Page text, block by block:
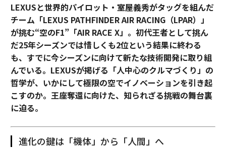
LEXUSと世界的パイロット・室屋義秀がタッグを組んだ
チーム「LEXUS PATHFINDER AIR RACING（LPAR）」
が挑む“空のF1”「AIR RACE X」。初代王者として挑ん
だ25年シーズンでは惜しくも2位という結果に終わる
も、すでに今シーズンに向けて新たな技術開発に取り組
んでいる。LEXUSが掲げる「人中心のクルマづくり」の
哲学が、いかにして極限の空でイノベーションを引き起
こすのか。王座奪還に向けた、知られざる挑戦の舞台裏
に迫る。
進化の鍵は「機体」から「人間」へ